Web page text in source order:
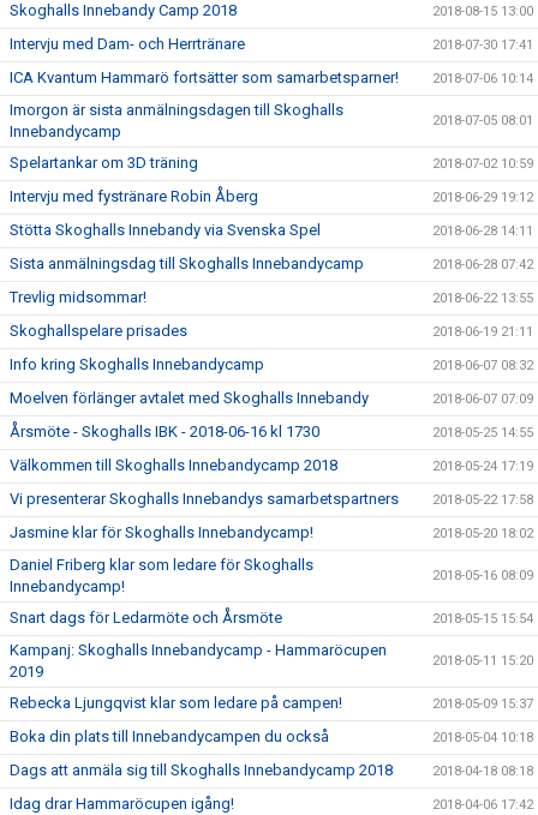
Skoghalls Innebandy Camp 2018 2018-08-15 13:00
Intervju med Dam- och Herrtränare 2018-07-30 17:41
ICA Kvantum Hammarö fortsätter som samarbetsparner! 2018-07-06 10:14
Imorgon är sista anmälningsdagen till Skoghalls
Innebandycamp
2018-07-05 08:01
Spelartankar om 3D träning 2018-07-02 10:59
Intervju med fystränare Robin Åberg 2018-06-29 19:12
Stötta Skoghalls Innebandy via Svenska Spel 2018-06-28 14:11
Sista anmälningsdag till Skoghalls Innebandycamp 2018-06-28 07:42
Trevlig midsommar! 2018-06-22 13:55
Skoghallspelare prisades 2018-06-19 21:11
Info kring Skoghalls Innebandycamp 2018-06-07 08:32
Moelven förlänger avtalet med Skoghalls Innebandy 2018-06-07 07:09
Årsmöte - Skoghalls IBK - 2018-06-16 kl 1730 2018-05-25 14:55
Välkommen till Skoghalls Innebandycamp 2018 2018-05-24 17:19
Vi presenterar Skoghalls Innebandys samarbetspartners 2018-05-22 17:58
Jasmine klar för Skoghalls Innebandycamp! 2018-05-20 18:02
Daniel Friberg klar som ledare för Skoghalls
Innebandycamp!
2018-05-16 08:09
Snart dags för Ledarmöte och Årsmöte 2018-05-15 15:54
Kampanj: Skoghalls Innebandycamp - Hammaröcupen
2019
2018-05-11 15:20
Rebecka Ljungqvist klar som ledare på campen! 2018-05-09 15:37
Boka din plats till Innebandycampen du också 2018-05-04 10:18
Dags att anmäla sig till Skoghalls Innebandycamp 2018 2018-04-18 08:18
Idag drar Hammaröcupen igång! 2018-04-06 17:42